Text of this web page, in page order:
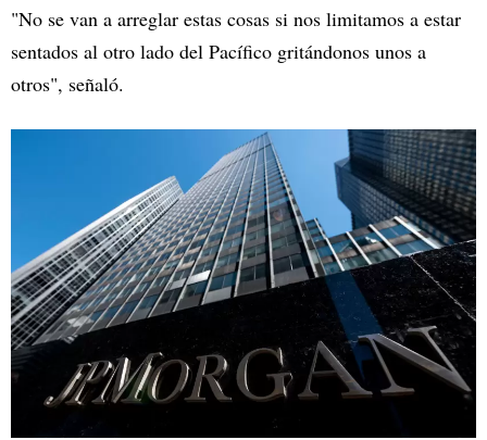
"No se van a arreglar estas cosas si nos limitamos a estar
sentados al otro lado del Pacífico gritándonos unos a
otros", señaló.